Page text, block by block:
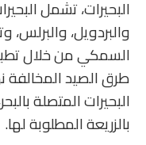
البحيرات، تشمل
والبردويل،
السمكي من خلال
طرق الصيد المخالفة
البحيرات المتصلة
بالزريعة المطلوبة لها.